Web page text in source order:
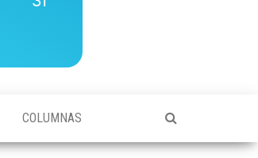
COLUMNAS